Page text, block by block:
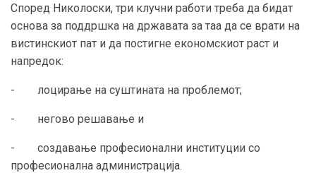
Според Николоски, три клучни работи треба да бидат
основа за поддршка на државата за таа да се врати на
вистинскиот пат и да постигне економскиот раст и
напредок:
- лоцирање на суштината на проблемот;
- негово решавање и
- создавање професионални институции со
професионална администрација.